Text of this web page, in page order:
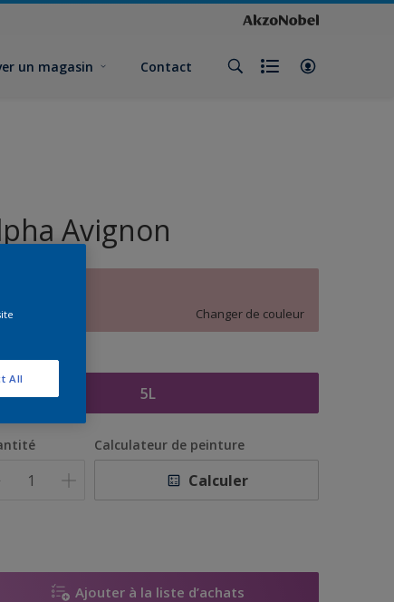
un magasin Contact
Avignon
Changer de couleur
5L
Calculateur de peinture
Calculer
Ajouter à la liste d’achats
All